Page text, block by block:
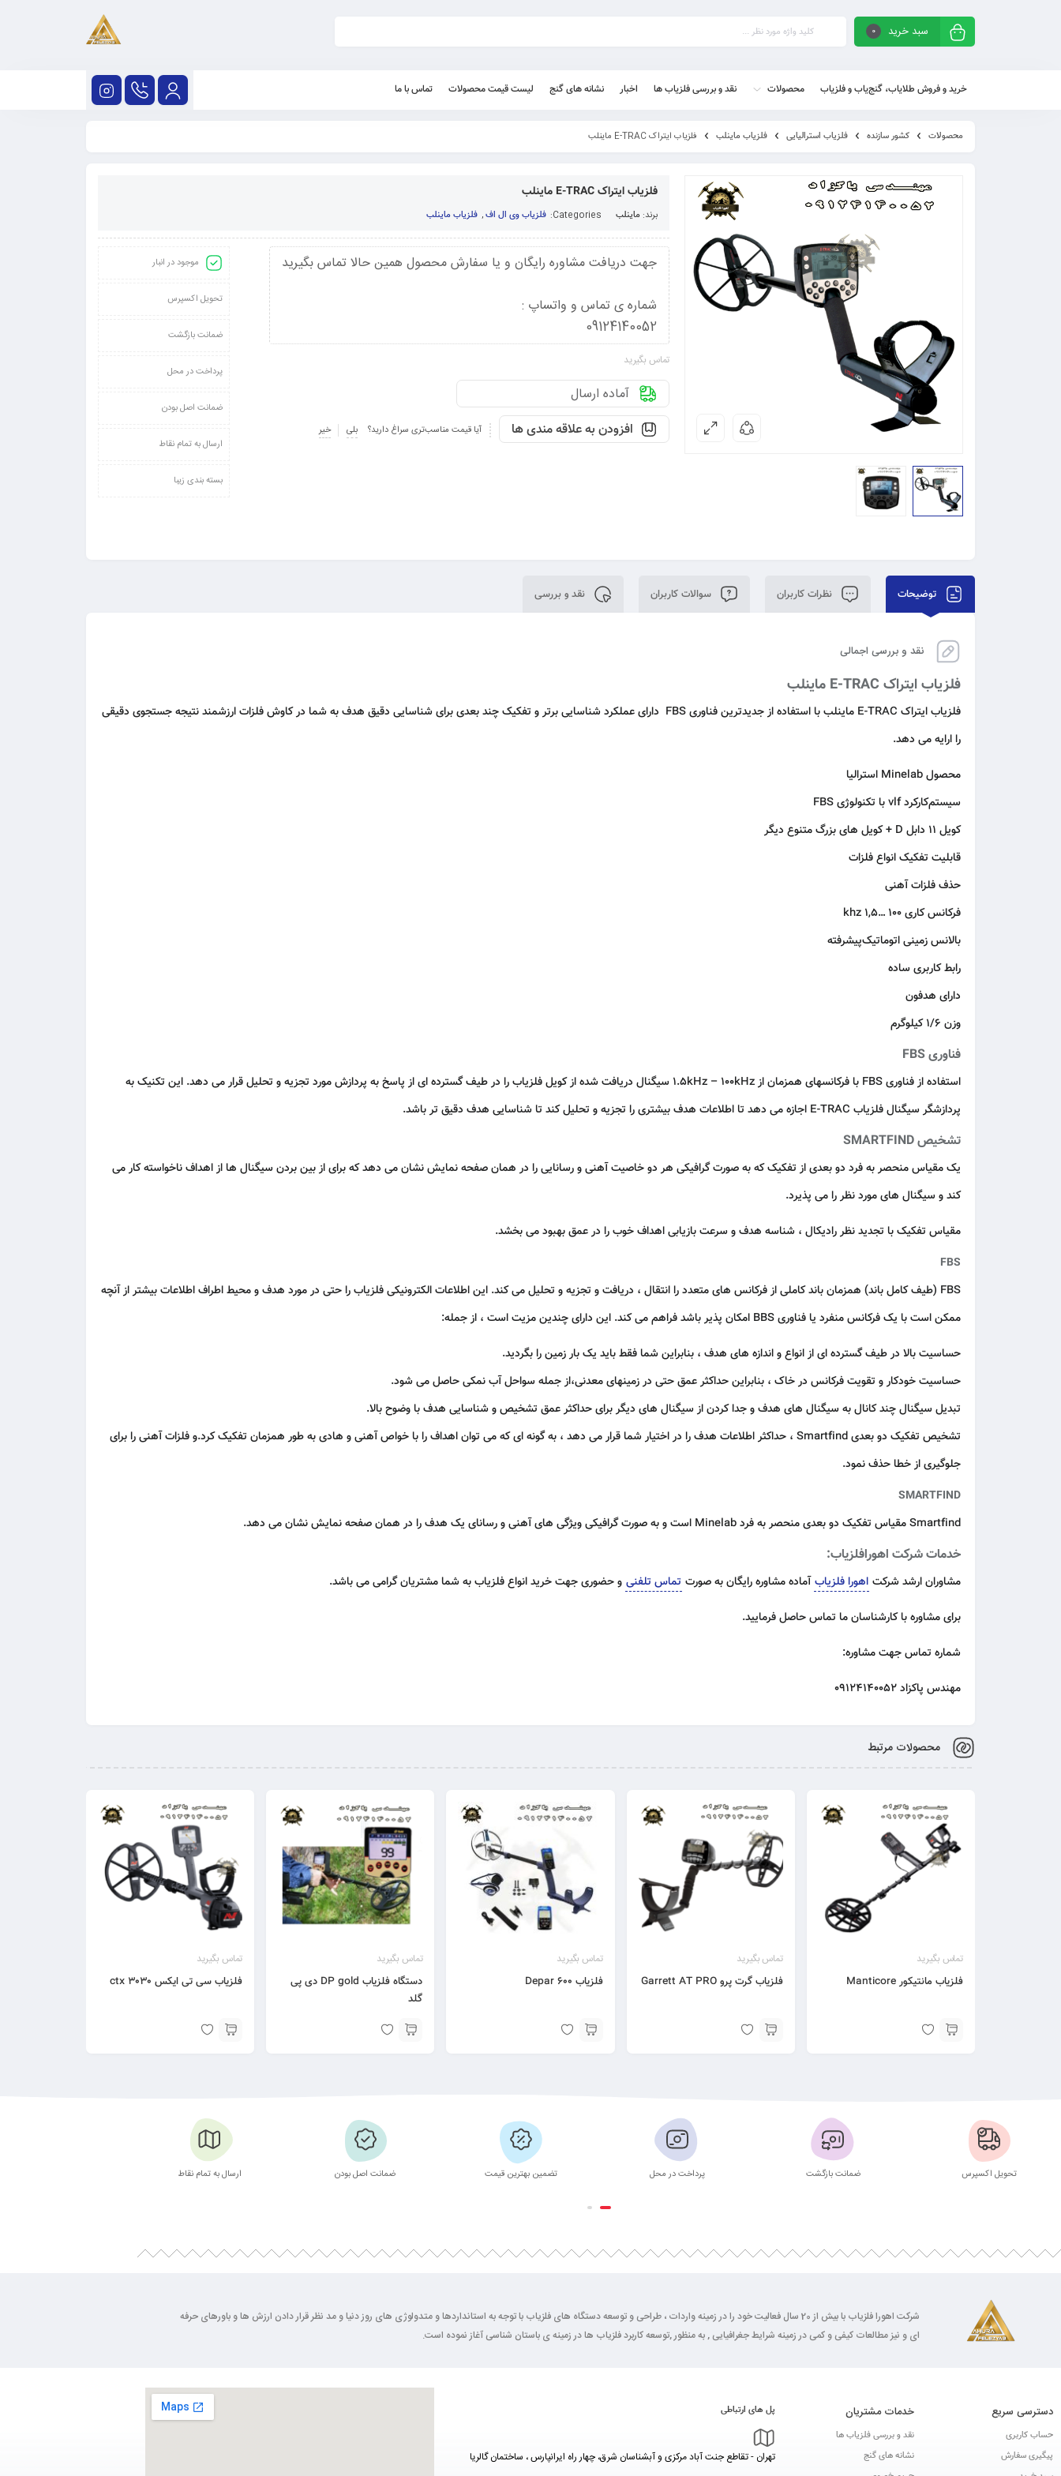
سبد خرید 0
خرید و فروش طلایاب، گنج‌یاب و فلزیاب محصولات نقد و بررسی فلزیاب ها اخبار نشانه های گنج لیست قیمت محصولات تماس با ما
محصولات کشور سازنده فلزیاب استرالیایی فلزیاب ماینلب فلزیاب ایتراک E-TRAC ماینلب
فلزیاب ایتراک E-TRAC ماینلب
برند: ماینلب Categories: فلزیاب وی ال اف, فلزیاب ماینلب
جهت دریافت مشاوره رایگان و یا سفارش محصول همین حالا تماس بگیرید
شماره ی تماس و واتساپ :
09124140052
تماس بگیرید
آماده ارسال
افزودن به علاقه مندی ها آیا قیمت مناسب‌تری سراغ دارید؟ بلی خیر
موجود در انبار
تحویل اکسپرس
ضمانت بازگشت
پرداخت در محل
ضمانت اصل بودن
ارسال به تمام نقاط
بسته بندی زیبا
توضیحات نظرات کاربران سوالات کاربران نقد و بررسی
نقد و بررسی اجمالی
فلزیاب ایتراک E-TRAC ماینلب
فلزیاب ایتراک E-TRAC ماینلب با استفاده از جدیدترین فناوری FBS دارای عملکرد شناسایی برتر و تفکیک چند بعدی برای شناسایی دقیق هدف به شما در کاوش فلزات ارزشمند نتیجه جستجوی دقیقی
را ارایه می دهد.
محصول Minelab استرالیا
سیستم‌کارکرد vlf با تکنولوژی FBS
کویل 11 دابل D + کویل های بزرگ متنوع دیگر
قابلیت تفکیک انواع فلزات
حذف فلزات آهنی
فرکانس کاری 100 …1,5 khz
بالانس زمینی اتوماتیک‌پیشرفته
رابط کاربری ساده
دارای هدفون
وزن 1/6 کیلوگرم
فناوری FBS
استفاده از فناوری FBS با فرکانسهای همزمان از 1.5kHz – 100kHz سیگنال دریافت شده از کویل فلزیاب را در طیف گسترده ای از پاسخ به پردازش مورد تجزیه و تحلیل قرار می دهد. این تکنیک به
پردازشگر سیگنال فلزیاب E-TRAC اجازه می دهد تا اطلاعات هدف بیشتری را تجزیه و تحلیل کند تا شناسایی هدف دقیق تر باشد.
تشخیص SMARTFIND
یک مقیاس منحصر به فرد دو بعدی از تفکیک که به صورت گرافیکی هر دو خاصیت آهنی و رسانایی را در همان صفحه نمایش نشان می دهد که برای از بین بردن سیگنال ها از اهداف ناخواسته کار می
کند و سیگنال های مورد نظر را می پذیرد.
مقیاس تفکیک با تجدید نظر رادیکال ، شناسه هدف و سرعت بازیابی اهداف خوب را در عمق بهبود می بخشد.
FBS
FBS (طیف کامل باند) همزمان باند کاملی از فرکانس های متعدد را انتقال ، دریافت و تجزیه و تحلیل می کند. این اطلاعات الکترونیکی فلزیاب را حتی در مورد هدف و محیط اطراف اطلاعات بیشتر از آنچه
ممکن است با یک فرکانس منفرد یا فناوری BBS امکان پذیر باشد فراهم می کند. این دارای چندین مزیت است ،
از جمله:
حساسیت بالا در طیف گسترده ای از انواع و اندازه های هدف ، بنابراین شما فقط باید یک بار زمین را بگردید.
حساسیت خودکار و تقویت فرکانس در خاک ، بنابراین حداکثر عمق حتی در زمینهای معدنی،از جمله سواحل آب نمکی حاصل می شود.
تبدیل سیگنال چند کانال به سیگنال های هدف و جدا کردن از سیگنال های دیگر برای حداکثر عمق تشخیص و شناسایی هدف با وضوح بالا.
تشخیص تفکیک دو بعدی Smartfind ، حداکثر اطلاعات هدف را در اختیار شما قرار می دهد ، به گونه ای که می توان اهداف را با خواص آهنی و هادی به طور همزمان تفکیک کرد.و فلزات آهنی را برای
جلوگیری از خطا حذف نمود.
SMARTFIND
Smartfind مقیاس تفکیک دو بعدی منحصر به فرد Minelab است و به صورت گرافیکی ویژگی های آهنی و رسانای یک هدف را در همان صفحه نمایش نشان می دهد.
خدمات شرکت اهورافلزیاب:
مشاوران ارشد شرکت اهورا فلزیابآماده مشاوره رایگان به صورت تماس تلفنی و حضوری جهت خرید انواع فلزیاب به شما مشتریان گرامی می باشد.
برای مشاوره با کارشناسان ما تماس حاصل فرمایید.
شماره تماس جهت مشاوره:
مهندس پاکزاد 09124140052
محصولات مرتبط
تماس بگیرید
فلزیاب مانتیکور Manticore
تماس بگیرید
فلزیاب گرت پرو Garrett AT PRO
تماس بگیرید
فلزیاب Depar 600
تماس بگیرید
دستگاه فلزیاب DP gold دی پی
گلد
تماس بگیرید
فلزیاب سی تی ایکس ctx 3030
تحویل اکسپرس ضمانت بازگشت پرداخت در محل تضمین بهترین قیمت ضمانت اصل بودن ارسال به تمام نقاط
شرکت اهورا فلزیاب با بیش از 20 سال فعالیت خود را در زمینه واردات ، طراحی و توسعه دستگاه های فلزیاب با توجه به استانداردها و متدولوژی های روز دنیا و مد نظر قرار دادن ارزش ها و باورهای حرفه
ای و نیز مطالعات کیفی و کمی در زمینه شرایط جغرافیایی , به منظور ,توسعه کاربرد فلزیاب ها در زمینه ی باستان شناسی آغاز نموده است.
دسترسی سریع
حساب کاربری
پیگیری سفارش
خدمات مشتریان
نقد و بررسی فلزیاب ها
نشانه های گنج
پل های ارتباطی
تهران - تقاطع جنت آباد مرکزی و آبشناسان شرق، چهار راه ایرانپارس ، ساختمان گالریا